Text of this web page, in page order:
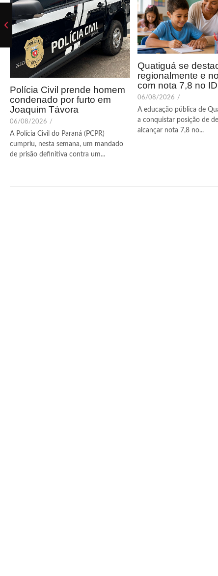
Polícia Civil prende homem
condenado por furto em
Joaquim Távora
06/08/2026 /
A Polícia Civil do Paraná (PCPR)
cumpriu, nesta semana, um mandado
de prisão definitiva contra um...
Quatiguá se
regionalmente e
com nota 7,8 no
06/08/2026 /
A educação pública de
a conquistar posição de
alcançar nota 7,8 no...